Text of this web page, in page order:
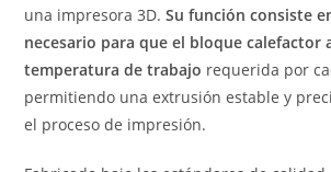
una impresora 3D.Su función consiste
necesario para que el bloque calefactor
temperatura de trabajo requerida por
permitiendo una extrusión estable y
el proceso de impresión.